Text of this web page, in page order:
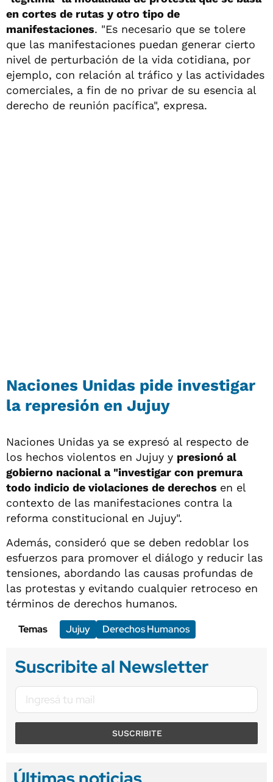
en cortes de rutas y otro tipo de
manifestaciones. "Es necesario que se tolere
que las manifestaciones puedan generar cierto
nivel de perturbación de la vida cotidiana, por
ejemplo, con relación al tráfico y las actividades
comerciales, a fin de no privar de su esencia al
derecho de reunión pacífica", expresa.
Naciones Unidas pide investigar
la represión en Jujuy
Naciones Unidas ya se expresó al respecto de
los hechos violentos en Jujuy y presionó al
gobierno nacional a "investigar con premura
todo indicio de violaciones de derechos en el
contexto de las manifestaciones contra la
reforma constitucional en Jujuy".
Además, consideró que se deben redoblar los
esfuerzos para promover el diálogo y reducir las
tensiones, abordando las causas profundas de
las protestas y evitando cualquier retroceso en
términos de derechos humanos.
Temas
Jujuy Derechos Humanos
Suscribite al Newsletter
SUSCRIBITE